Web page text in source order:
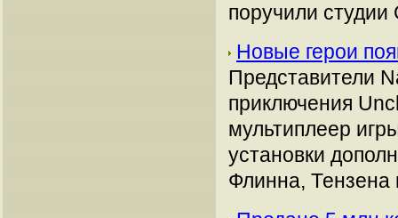
поручили
Новые герои
Представители
приключения
мультиплеер
установки
Флинна, Тензена